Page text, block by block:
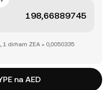
1 dirham ZEA = 0,0050335
na AED